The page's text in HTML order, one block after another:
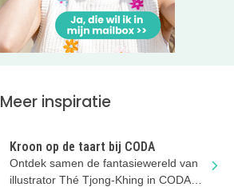
Meer inspiratie
Kroon op de taart bij CODA
Ontdek samen de fantasiewereld van
illustrator Thé Tjong-Khing in CODA